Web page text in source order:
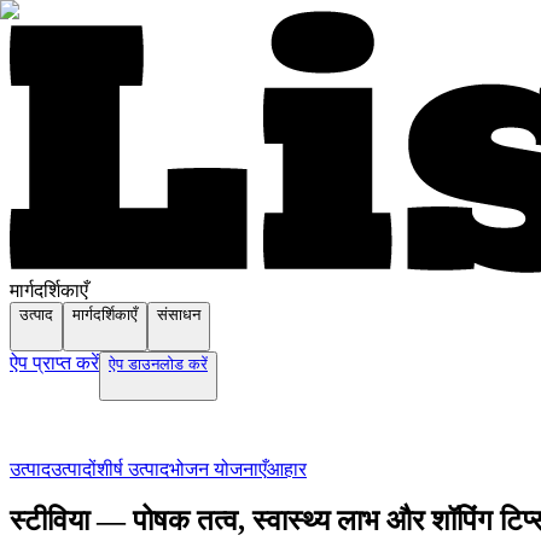
मार्गदर्शिकाएँ
उत्पाद मार्गदर्शिकाएँ संसाधन
ऐप प्राप्त करें ऐप डाउनलोड करें
उत्पादउत्पादोंशीर्ष उत्पादभोजन योजनाएँआहार
स्टीविया — पोषक तत्व, स्वास्थ्य लाभ और शॉपिंग